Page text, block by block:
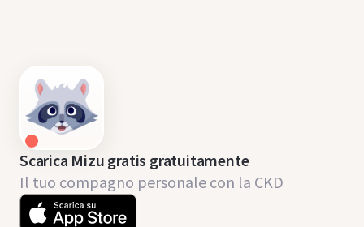
Scarica Mizu gratis gratuitamente
Il tuo compagno personale con la CKD